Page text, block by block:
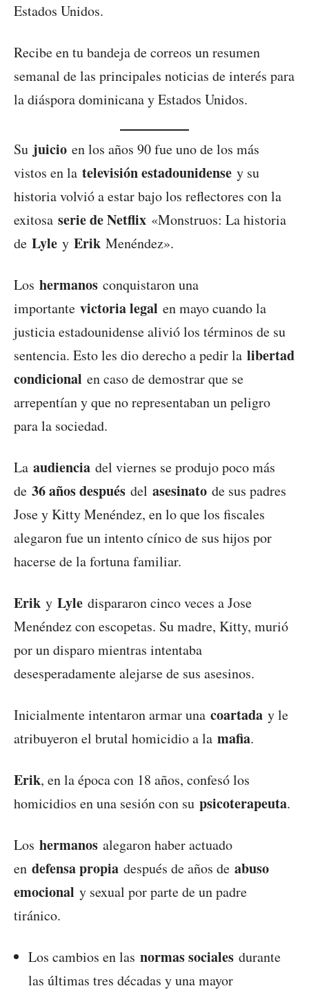
Estados Unidos.
Recibe en tu bandeja de correos un resumen
semanal de las principales noticias de interés para
la diáspora dominicana y Estados Unidos.
Su juicio en los años 90 fue uno de los más
vistos en la televisión estadounidense y su
historia volvió a estar bajo los reflectores con la
exitosa serie de Netflix «Monstruos: La historia
de Lyle y Erik Menéndez».
Los hermanos conquistaron una
importante victoria legal en mayo cuando la
justicia estadounidense alivió los términos de su
sentencia. Esto les dio derecho a pedir la libertad
condicional en caso de demostrar que se
arrepentían y que no representaban un peligro
para la sociedad.
La audiencia del viernes se produjo poco más
de 36 años después del asesinato de sus padres
Jose y Kitty Menéndez, en lo que los fiscales
alegaron fue un intento cínico de sus hijos por
hacerse de la fortuna familiar.
Erik y Lyle dispararon cinco veces a Jose
Menéndez con escopetas. Su madre, Kitty, murió
por un disparo mientras intentaba
desesperadamente alejarse de sus asesinos.
Inicialmente intentaron armar una coartada y le
atribuyeron el brutal homicidio a la mafia.
Erik, en la época con 18 años, confesó los
homicidios en una sesión con su psicoterapeuta.
Los hermanos alegaron haber actuado
en defensa propia después de años de abuso
emocional y sexual por parte de un padre
tiránico.
Los cambios en las normas sociales durante
las últimas tres décadas y una mayor